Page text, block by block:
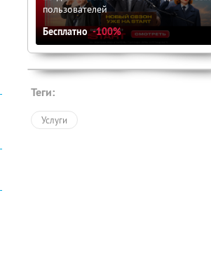
пользователей
Бесплатно -100%
Теги:
Услуги